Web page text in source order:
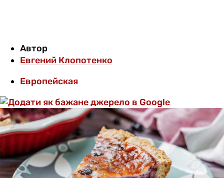
Автор
Евгений Клопотенко
Европейская